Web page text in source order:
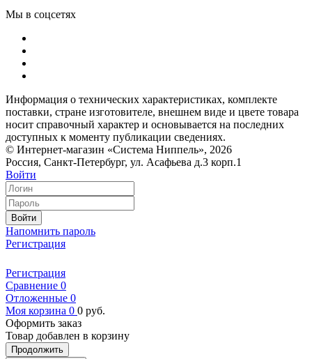
Мы в соцсетях
Информация о технических характеристиках, комплекте
поставки, стране изготовителе, внешнем виде и цвете товара
носит справочный характер и основывается на последних
доступных к моменту публикации сведениях.
© Интернет-магазин «Система Ниппель», 2026
Россия, Санкт-Петербург, ул. Асафьева д.3 корп.1
Войти
Войти
Напомнить пароль
Регистрация
Регистрация
Сравнение 0
Отложенные 0
Моя корзина 0 0 руб.
Оформить заказ
Товар добавлен в корзину
Продолжить